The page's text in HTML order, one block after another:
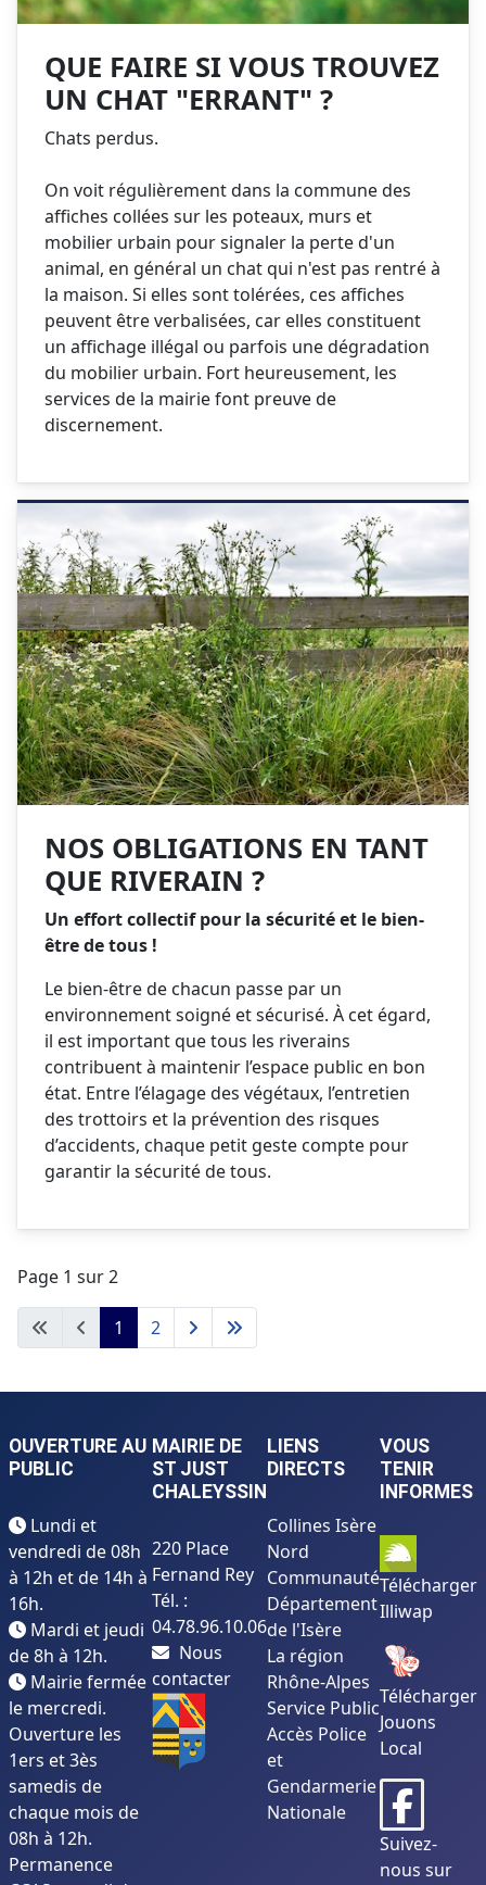
QUE FAIRE SI VOUS TROUVEZ
UN CHAT "ERRANT" ?
Chats perdus.
On voit régulièrement dans la commune des
affiches collées sur les poteaux, murs et
mobilier urbain pour signaler la perte d'un
animal, en général un chat qui n'est pas rentré à
la maison. Si elles sont tolérées, ces affiches
peuvent être verbalisées, car elles constituent
un affichage illégal ou parfois une dégradation
du mobilier urbain. Fort heureusement, les
services de la mairie font preuve de
discernement.
NOS OBLIGATIONS EN TANT
QUE RIVERAIN ?
Un effort collectif pour la sécurité et le bien-
être de tous !
Le bien-être de chacun passe par un
environnement soigné et sécurisé. À cet égard,
il est important que tous les riverains
contribuent à maintenir l’espace public en bon
état. Entre l’élagage des végétaux, l’entretien
des trottoirs et la prévention des risques
d’accidents, chaque petit geste compte pour
garantir la sécurité de tous.
Page 1 sur 2
1 2
OUVERTURE AU
PUBLIC
Lundi et
vendredi de 08h
à 12h et de 14h à
16h.
Mardi et jeudi
de 8h à 12h.
Mairie fermée
le mercredi.
Ouverture les
1ers et 3ès
samedis de
chaque mois de
08h à 12h.
Permanence
MAIRIE DE
ST JUST
CHALEYSSIN
220 Place
Fernand Rey
Tél. :
04.78.96.10.06
Nous
contacter
LIENS
DIRECTS
Collines Isère
Nord
Communauté
Département
de l'Isère
La région
Rhône-Alpes
Service Public
Accès Police
et
Gendarmerie
Nationale
VOUS
TENIR
INFORMES
Télécharger
Illiwap
Télécharger
Jouons
Local
Suivez-
nous sur